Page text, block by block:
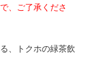
、ご了承くださ
、トクホの緑茶飲